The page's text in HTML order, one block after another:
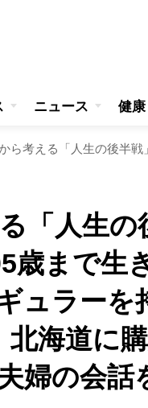
ニュース 健康
「人生の
歳まで生
ュラーを
海道に
婦の会話